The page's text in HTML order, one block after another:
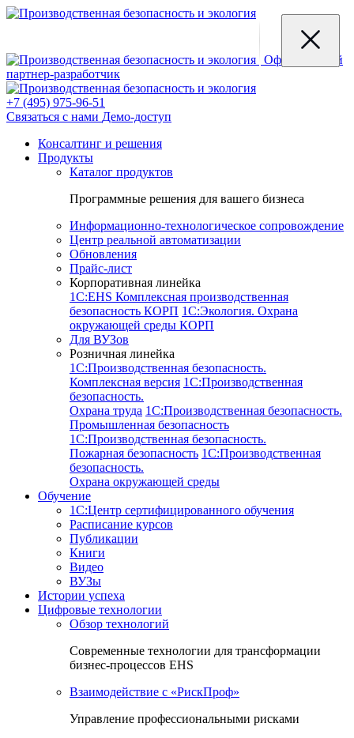
Официальный
партнер-разработчик
+7 (495) 975-96-51
Связаться с нами Демо-доступ
Консалтинг и решения
Продукты
Каталог продуктов
Программные решения для вашего бизнеса
Информационно-технологическое сопровождение
Центр реальной автоматизации
Обновления
Прайс-лист
Корпоративная линейка
1С:EHS Комплексная производственная
безопасность КОРП 1С:Экология. Охрана
окружающей среды КОРП
Для ВУЗов
Розничная линейка
1C:Производственная безопасность.
Комплексная версия 1C:Производственная
безопасность.
Охрана труда 1C:Производственная безопасность.
Промышленная безопасность
1C:Производственная безопасность.
Пожарная безопасность 1C:Производственная
безопасность.
Охрана окружающей среды
Обучение
1C:Центр сертифицированного обучения
Расписание курсов
Публикации
Книги
Видео
ВУЗы
Истории успеха
Цифровые технологии
Обзор технологий
Современные технологии для трансформации
бизнес-процессов EHS
Взаимодействие с «РискПроф»
Управление профессиональными рисками